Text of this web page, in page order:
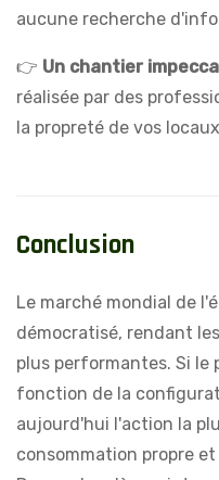
aucune recherche
👉 Un chantier
réalisée par des
la propreté de vos
Conclusion
Le marché mondial de
démocratisé, rendant
plus performantes. Si
fonction de la
aujourd'hui l'action la
consommation propre